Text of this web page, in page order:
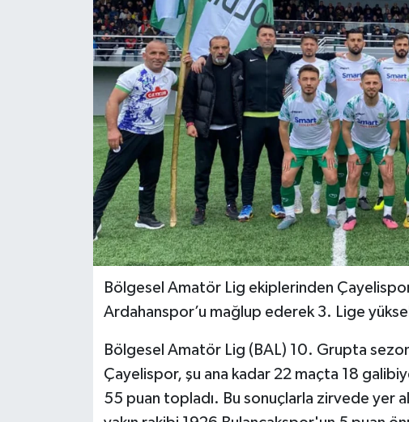
Bölgesel Amatör Lig ekiplerinden
Ardahanspor’u mağlup ederek 3. Lige
Bölgesel Amatör Lig (BAL) 10. Grupta
Çayelispor, şu ana kadar 22 maçta 18
55 puan topladı. Bu sonuçlarla zirvede yer